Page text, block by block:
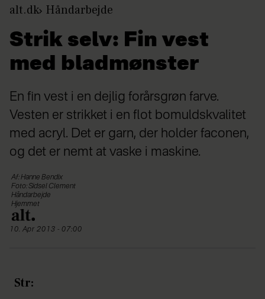
alt.dk Håndarbejde
Strik selv: Fin vest
med bladmønster
En fin vest i en dejlig forårsgrøn farve.
Vesten er strikket i en flot bomuldskvalitet
med acryl. Det er garn, der holder faconen,
og det er nemt at vaske i maskine.
Af: Hanne Bendix
Foto: Sidsel Clement
Håndarbejde
Hjemmet
10. Apr 2013 - 07:00
Str: